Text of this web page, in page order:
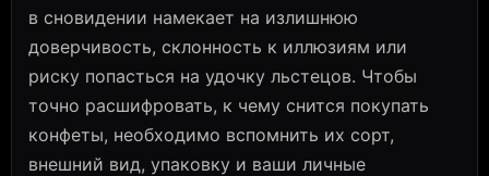
в сновидении намекает на излишнюю
доверчивость, склонность к иллюзиям или
риску попасться на удочку льстецов. Чтобы
точно расшифровать, к чему снится покупать
конфеты, необходимо вспомнить их сорт,
внешний вид, упаковку и ваши личные